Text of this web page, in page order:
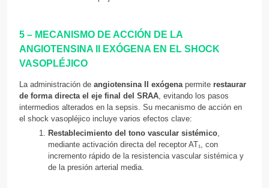
5 – MECANISMO DE ACCIÓN DE LA
ANGIOTENSINA II EXÓGENA EN EL SHOCK
VASOPLÉJICO
La administración de angiotensina II exógenapermite restaurar
de forma directa el eje final del SRAA, evitando los pasos
intermedios alterados en la sepsis. Su mecanismo de acción en
el shock vasopléjico incluye varios efectos clave:
Restablecimiento del tono vascular sistémico,
mediante activación directa del receptor AT₁, con
incremento rápido de la resistencia vascular sistémica y
de la presión arterial media.